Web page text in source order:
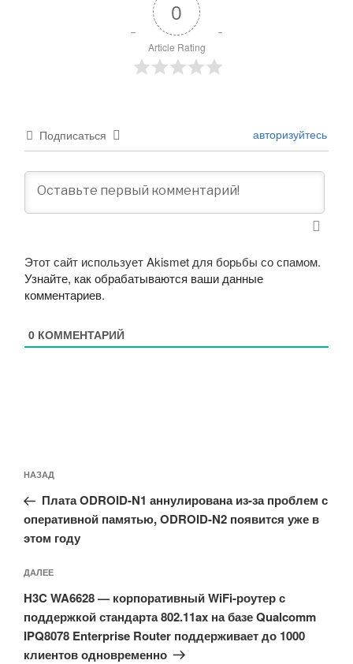
0
Article Rating
Подписаться авторизуйтесь
Этот сайт использует Akismet для борьбы со спамом.
Узнайте, как обрабатываются ваши данные
комментариев.
0 КОММЕНТАРИЙ
по
записям
Предыдущая
запись:
НАЗАД
Плата ODROID-N1 аннулирована из-за проблем с
оперативной памятью, ODROID-N2 появится уже в
этом году
Следующая
запись
ДАЛЕЕ
H3C WA6628 — корпоративный WiFi-роутер с
поддержкой стандарта 802.11ax на базе Qualcomm
IPQ8078 Enterprise Router поддерживает до 1000
клиентов одновременно